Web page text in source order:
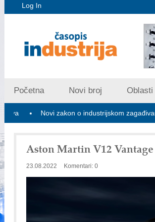
Log In
Početna Novi broj
Novi zakon o industrijskom zagađivanju
Aston Martin V12
23.08.2022 Komentari: 0